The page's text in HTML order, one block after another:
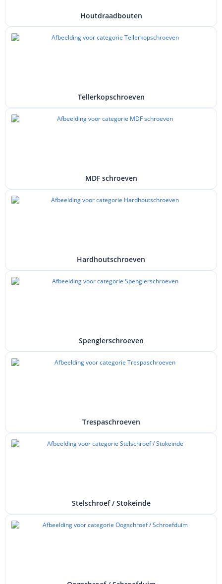
Houtdraadbouten
Tellerkopschroeven
MDF schroeven
Hardhoutschroeven
Spenglerschroeven
Trespaschroeven
Stelschroef / Stokeinde